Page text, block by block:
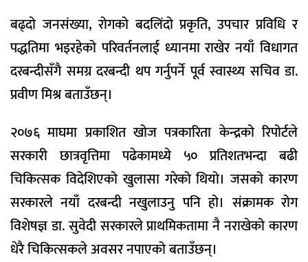
बढ्दो जनसंख्या, रोगको बदलिंदो प्रकृति, उपचार प्रविधि र
पद्धतिमा भइरहेको परिवर्तनलाई ध्यानमा राखेर नयाँ विधागत
दरबन्दीसँगै समग्र दरबन्दी थप गर्नुपर्ने पूर्व स्वास्थ्य सचिव डा.
प्रवीण मिश्र बताउँछन्।
२०७६ माघमा प्रकाशित खोज पत्रकारिता केन्द्रको रिपोर्टले
सरकारी छात्रवृत्तिमा पढेकामध्ये ५० प्रतिशतभन्दा बढी
चिकित्सक विदेशिएको खुलासा गरेको थियो। जसको कारण
सरकारले नयाँ दरबन्दी नखुलाउनु पनि हो। संक्रामक रोग
विशेषज्ञ डा. सुवेदी सरकारले प्राथमिकतामा नै नराखेको कारण
धेरै चिकित्सकले अवसर नपाएको बताउँछन्।